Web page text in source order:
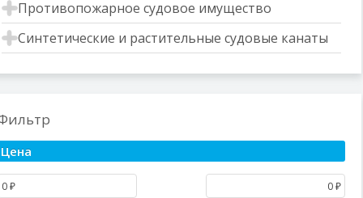
Противопожарное судовое имущество
Синтетические и растительные судовые канаты
Цена